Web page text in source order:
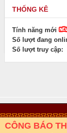
THỐNG KÊ
Tính năng mới
Số lượt đang
Số lượt truy cập:
CÔNG BÁO